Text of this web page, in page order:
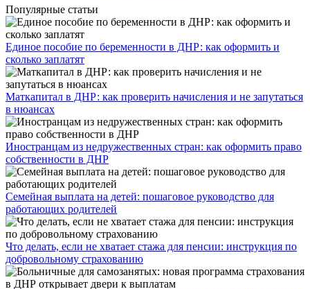
Популярные статьи
Единое пособие по беременности в ДНР: как оформить и
сколько заплатят
​Маткапитал в ДНР: как проверить начисления и не запутаться
в нюансах
Иностранцам из недружественных стран: как оформить право
собственности в ДНР
Семейная выплата на детей: пошаговое руководство для
работающих родителей
Что делать, если не хватает стажа для пенсии: инструкция по
добровольному страхованию